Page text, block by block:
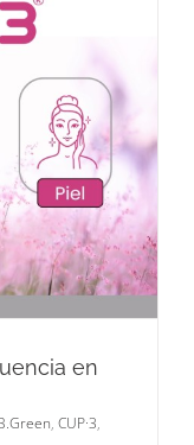
en
, CUP·3,